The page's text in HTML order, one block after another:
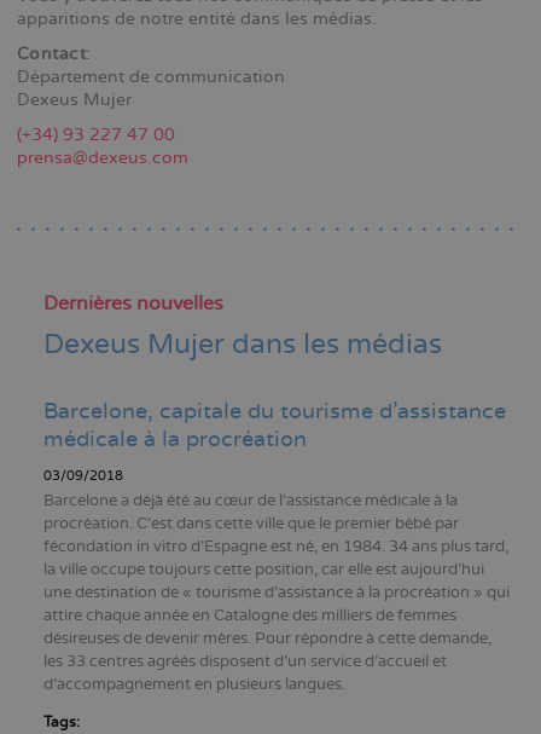
apparitions de notre entité dans les médias.
Contact:
Département de communication
Dexeus Mujer
(+34) 93 227 47 00
prensa@dexeus.com
Dernières nouvelles
Dexeus Mujer dans les médias
Barcelone, capitale du tourisme d’assistance
médicale à la procréation
03/09/2018
Barcelone a déjà été au cœur de l’assistance médicale à la
procréation. C’est dans cette ville que le premier bébé par
fécondation in vitro d’Espagne est né, en 1984. 34 ans plus tard,
la ville occupe toujours cette position, car elle est aujourd’hui
une destination de « tourisme d’assistance à la procréation » qui
attire chaque année en Catalogne des milliers de femmes
désireuses de devenir mères. Pour répondre à cette demande,
les 33 centres agréés disposent d’un service d’accueil et
d’accompagnement en plusieurs langues.
Tags: